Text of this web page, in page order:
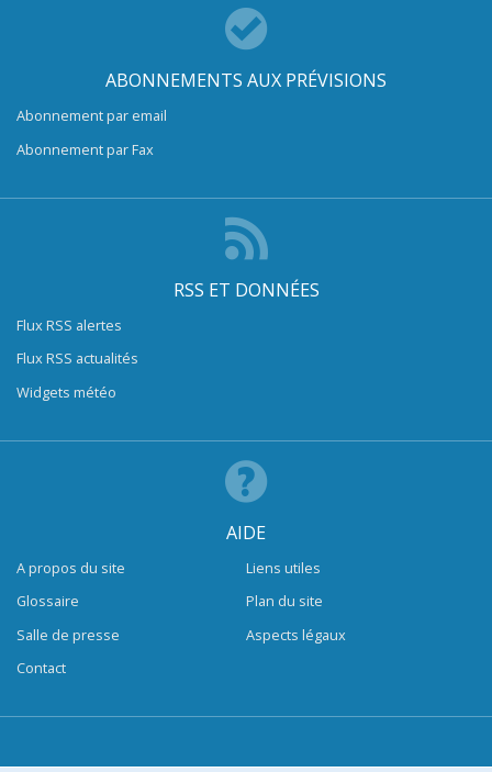
ABONNEMENTS AUX PRÉVISIONS
Abonnement par email
Abonnement par Fax
RSS ET DONNÉES
Flux RSS alertes
Flux RSS actualités
Widgets météo
AIDE
A propos du site
Glossaire
Salle de presse
Contact
Liens utiles
Plan du site
Aspects légaux